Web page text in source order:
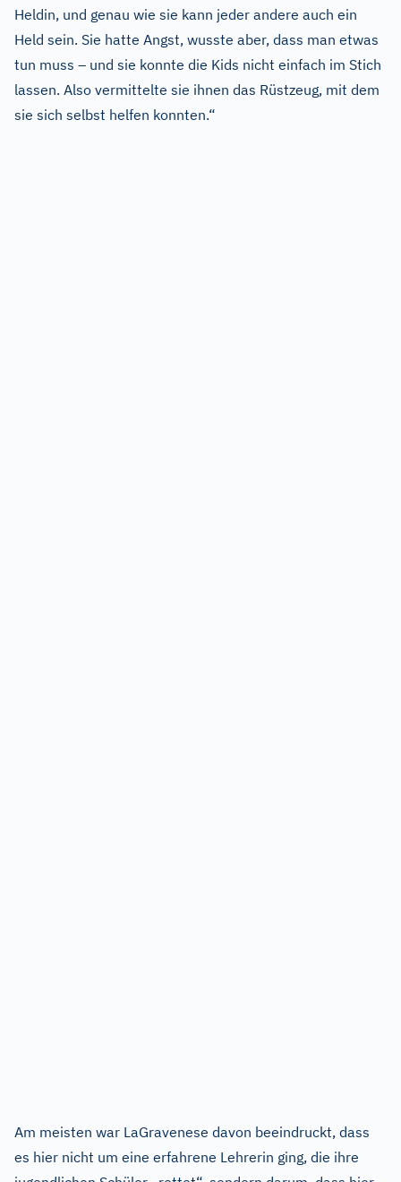
Heldin, und genau wie sie kann jeder andere auch ein
Held sein. Sie hatte Angst, wusste aber, dass man etwas
tun muss – und sie konnte die Kids nicht einfach im Stich
lassen. Also vermittelte sie ihnen das Rüstzeug, mit dem
sie sich selbst helfen konnten.“
Am meisten war LaGravenese davon beeindruckt, dass
es hier nicht um eine erfahrene Lehrerin ging, die ihre